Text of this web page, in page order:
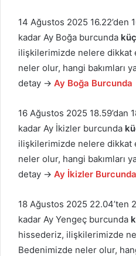
14 Ağustos 2025 16.22’den
kadar Ay Boğa burcunda
ilişkilerimizde nelere dikkat
neler olur, hangi bakımları
detay → Ay Boğa Burcunda
16 Ağustos 2025 18.59’dan
kadar Ay İkizler burcunda
ilişkilerimizde nelere dikkat
neler olur, hangi bakımları
detay → Ay İkizler Burcunda
18 Ağustos 2025 22.04’ten
kadar Ay Yengeç burcunda
hissederiz, ilişkilerimizde
Bedenimizde neler olur,